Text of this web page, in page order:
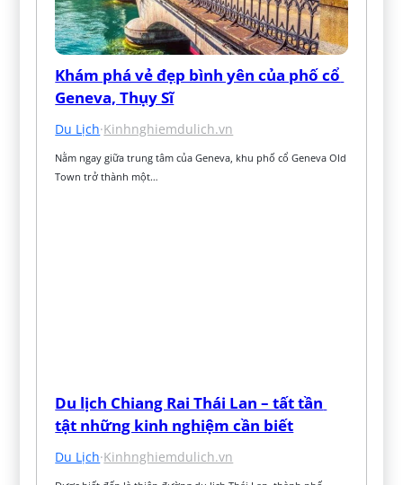
Khám phá vẻ đẹp bình yên của phố cổ
Geneva, Thụy Sĩ
Du Lịch·Kinhnghiemdulich.vn
Nằm ngay giữa trung tâm của Geneva, khu phố cổ Geneva Old
Town trở thành một…
Du lịch Chiang Rai Thái Lan – tất tần
tật những kinh nghiệm cần biết
Du Lịch·Kinhnghiemdulich.vn